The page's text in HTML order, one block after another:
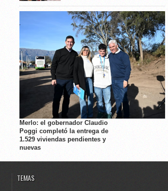
Merlo: el gobernador Claudio
Poggi completó la entrega de
1.529 viviendas pendientes y
nuevas
TEMAS